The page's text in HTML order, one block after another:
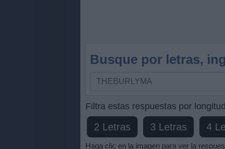
Busque por letras,
Busque
letras,
ingrese
todas
las
Filtra estas respuestas por
2 Letras 3 Letras 4
Haga clic en la imagen para ver la